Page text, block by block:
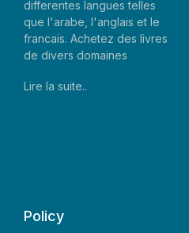
differentes langues telles
que l'arabe, l'anglais et le
francais. Achetez des livres
de divers domaines
Lire la suite..
Policy